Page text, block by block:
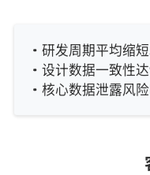
研发周期平均缩
设计数据一致性
核心数据泄露风